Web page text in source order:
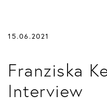
15.06.2021
Franziska
Interview